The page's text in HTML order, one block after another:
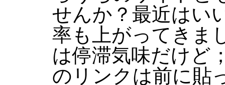
せんか？最近はい
率も上がってきま
は停滞気味だけど
のリンクは前に貼